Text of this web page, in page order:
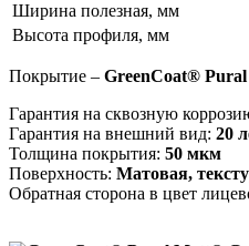
Ширина полезная, мм
Высота профиля, мм
Покрытие – GreenCoat®
Гарантия на сквозную
Гарантия на внешний вид: 20
Толщина покрытия: 50 мкм
Поверхность: Матовая,
Обратная сторона в цвет